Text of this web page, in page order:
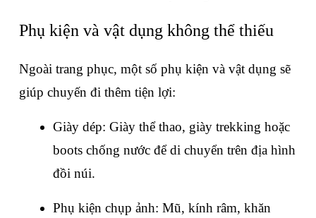
Phụ kiện và vật dụng không thể thiếu
Ngoài trang phục, một số phụ kiện và vật dụng sẽ
giúp chuyến đi thêm tiện lợi:
Giày dép: Giày thể thao, giày trekking hoặc
boots chống nước để di chuyển trên địa hình
đồi núi.
Phụ kiện chụp ảnh: Mũ, kính râm, khăn